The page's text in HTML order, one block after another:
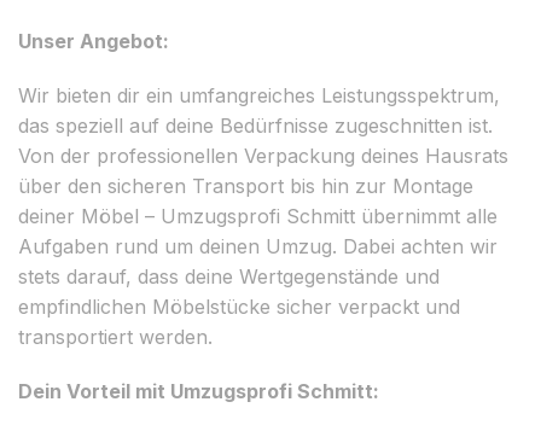
Unser Angebot:
Wir bieten dir ein umfangreiches Leistungsspektrum,
das speziell auf deine Bedürfnisse zugeschnitten ist.
Von der professionellen Verpackung deines Hausrats
über den sicheren Transport bis hin zur Montage
deiner Möbel – Umzugsprofi Schmitt übernimmt alle
Aufgaben rund um deinen Umzug. Dabei achten wir
stets darauf, dass deine Wertgegenstände und
empfindlichen Möbelstücke sicher verpackt und
transportiert werden.
Dein Vorteil mit Umzugsprofi Schmitt: